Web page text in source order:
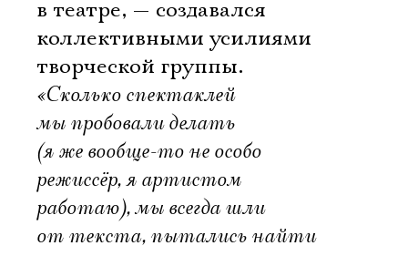
в театре, — создавался
коллективными усилиями
творческой группы.
«Сколько спектаклей
мы пробовали делать
(я же вообще-то не особо
режиссёр, я артистом
работаю), мы всегда шли
от текста, пытались найти